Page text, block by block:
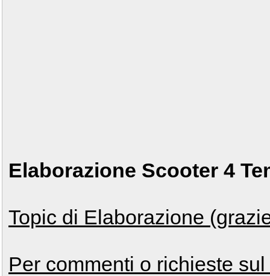
Elaborazione Scooter 4
Topic di Elaborazione
Per commenti o richieste